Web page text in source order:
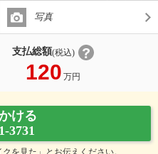
写真
支払総額(税込)
120 万円
ける
3731
を見た」とお伝えください。